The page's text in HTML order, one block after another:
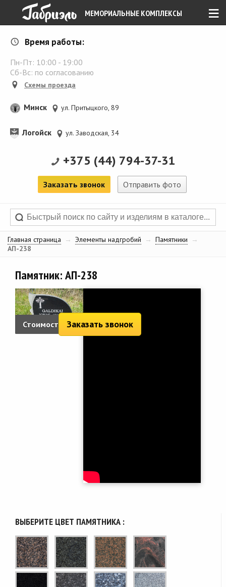
≡
МЕМОРИАЛЬНЫЕ КОМПЛЕКСЫ
Время работы:
Пн-Пт: 10:00 - 19:00
Сб-Вс: по согласованию
Схемы проезда
Минск ул. Притыцкого, 89
Логойск ул. Заводская, 34
+375 (44) 794-37-31
Заказать звонок Отправить фото
Главная страница → Элементы надгробий → Памятники
→
АП-238
Памятник: АП-238
Стоимость: 1 486 руб.
Заказать звонок
ВЫБЕРИТЕ ЦВЕТ ПАМЯТНИКА :